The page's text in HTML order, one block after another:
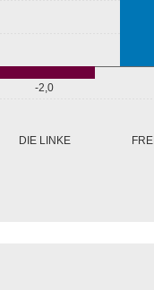
DIE LINKE
-2,0